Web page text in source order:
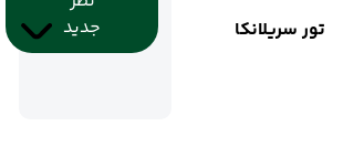
تور سریلانکا
جدید